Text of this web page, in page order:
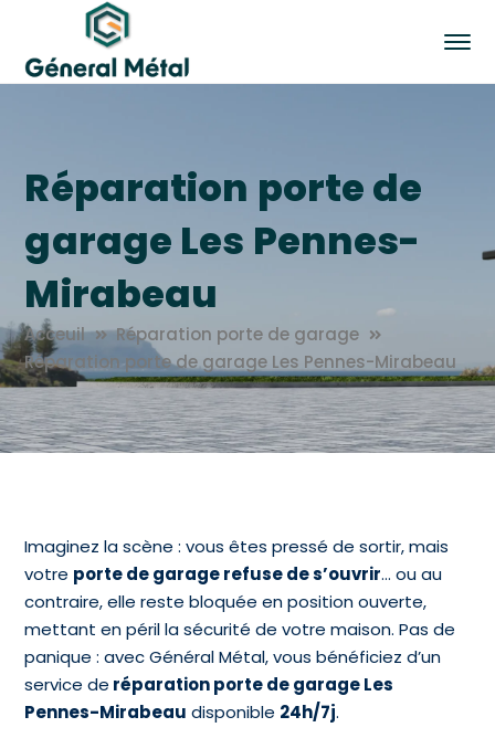
Réparation porte de
garage Les Pennes-
Mirabeau
Acceuil
Réparation porte de garage
Réparation porte de garage Les Pennes-Mirabeau
Imaginez la scène : vous êtes pressé de sortir, mais
votre porte de garage refuse de s’ouvrir… ou au
contraire, elle reste bloquée en position ouverte,
mettant en péril la sécurité de votre maison. Pas de
panique : avec Général Métal, vous bénéficiez d’un
service de réparation porte de garage Les
Pennes-Mirabeau disponible 24h/7j.